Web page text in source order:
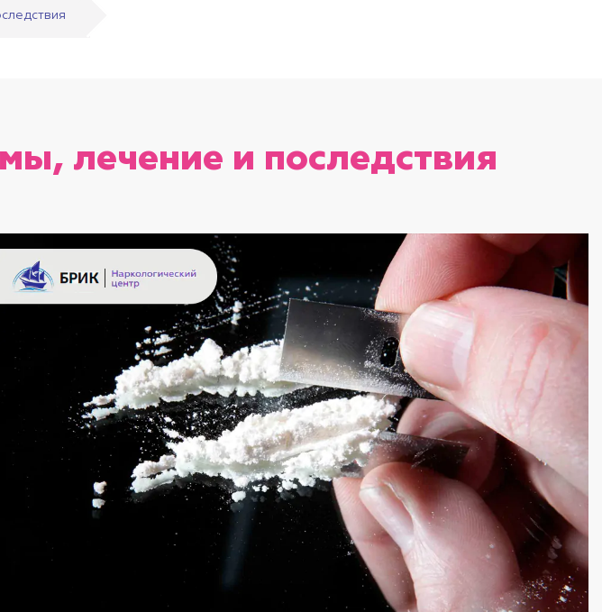
лечение и последствия